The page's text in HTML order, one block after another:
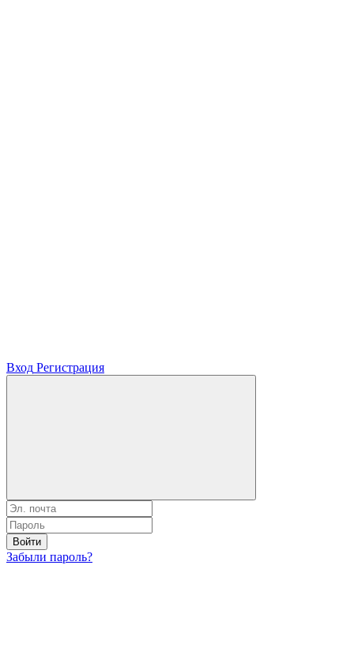
Вход Регистрация
Войти
Забыли пароль?